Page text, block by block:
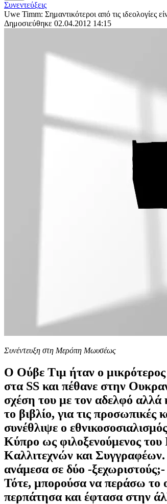
Συνεντεύξεις
Uwe Timm: Σημαντικότεροι από τις ιδεολογίες
Δημοσιεύθηκε 02.04.2012 14:15
Συνέντευξη στη Μερόπη Μωυσέως
Ο Ούβε Τιμ ήταν ο μικρότερος
στα SS και πέθανε στην
σχέση του με τον αδελφό
το βιβλίο, για τις προσωπικές
συνέθλιψε ο
Κύπρο ως φιλοξενούμενος
Καλλιτεχνών και Συγγραφέων.
ανάμεσα σε δύο -
Τότε, μπορούσα να περάσω το
περπάτησα και έφτασα στην